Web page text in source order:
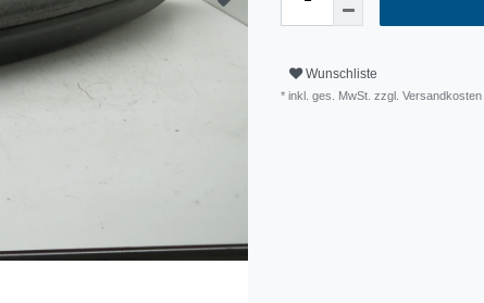
Wunschliste
* inkl. ges. MwSt. zzgl. Versandkosten